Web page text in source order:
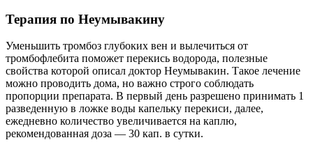
Терапия по Неумывакину
Уменьшить тромбоз глубоких вен и вылечиться от
тромбофлебита поможет перекись водорода, полезные
свойства которой описал доктор Неумывакин. Такое лечение
можно проводить дома, но важно строго соблюдать
пропорции препарата. В первый день разрешено принимать 1
разведенную в ложке воды капельку перекиси, далее,
ежедневно количество увеличивается на каплю,
рекомендованная доза — 30 кап. в сутки.